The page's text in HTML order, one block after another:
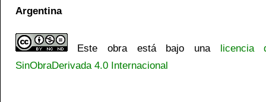
Argentina
Este obra está bajo una licencia
SinObraDerivada 4.0 Internacional